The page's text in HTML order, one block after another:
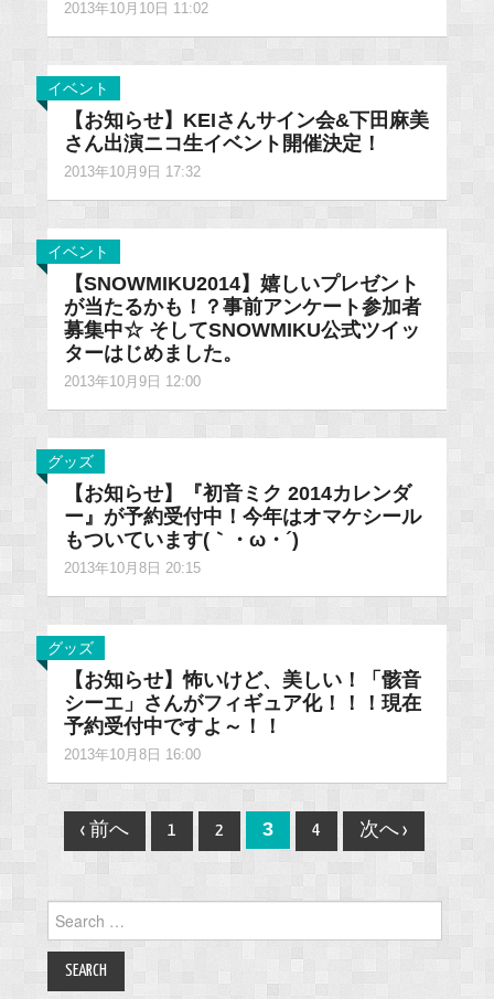
2013年10月10日 11:02
イベント
【お知らせ】KEIさんサイン会&下田麻美
さん出演ニコ生イベント開催決定！
2013年10月9日 17:32
イベント
【SNOWMIKU2014】嬉しいプレゼント
が当たるかも！？事前アンケート参加者
募集中☆ そしてSNOWMIKU公式ツイッ
ターはじめました。
2013年10月9日 12:00
グッズ
【お知らせ】『初音ミク 2014カレンダ
ー』が予約受付中！今年はオマケシール
もついています(｀・ω・´)
2013年10月8日 20:15
グッズ
【お知らせ】怖いけど、美しい！「骸音
シーエ」さんがフィギュア化！！！現在
予約受付中ですよ～！！
2013年10月8日 16:00
Post
navigation
‹ 前へ 1 2 3 4 次へ ›
Search
for: